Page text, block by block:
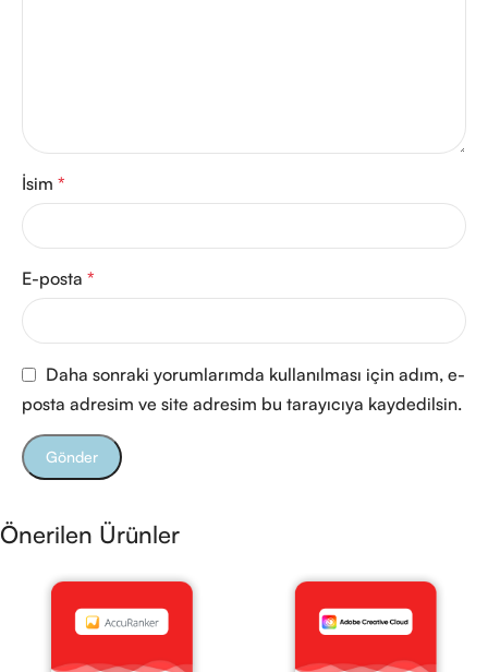
İsim *
E-posta *
Daha sonraki yorumlarımda kullanılması için adım, e-
posta adresim ve site adresim bu tarayıcıya kaydedilsin.
Önerilen Ürünler